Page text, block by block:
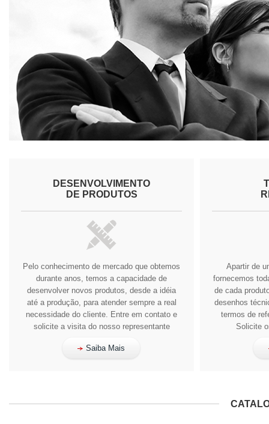
DESENVOLVIMENTO
DE PRODUTOS
Pelo conhecimento de mercado que obtemos
durante anos, temos a capacidade de
desenvolver novos produtos, desde a idéia
até a produção, para atender sempre a real
necessidade do cliente. Entre em contato e
solicite a visita do nosso representante
Saiba Mais
Apartir de
fornecemos
de cada
desenhos
termos de
Solicite